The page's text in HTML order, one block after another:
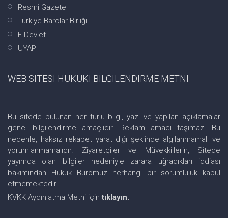
Resmi Gazete
Türkiye Barolar Birliği
E-Devlet
UYAP
WEB SITESI HUKUKI BILGILENDIRME METNI
Bu sitede bulunan her türlü bilgi, yazı ve yapılan açıklamalar
genel bilgilendirme amaçlıdır. Reklam amacı taşımaz. Bu
nedenle, haksız rekabet yaratıldığı şeklinde algılanmamalı ve
yorumlanmamalıdır. Ziyaretçiler ve Müvekkillerin, Sitede
yayımda olan bilgiler nedeniyle zarara uğradıkları iddiası
bakımından Hukuk Büromuz herhangi bir sorumluluk kabul
etmemektedir.
KVKK Aydınlatma Metni içintıklayın.